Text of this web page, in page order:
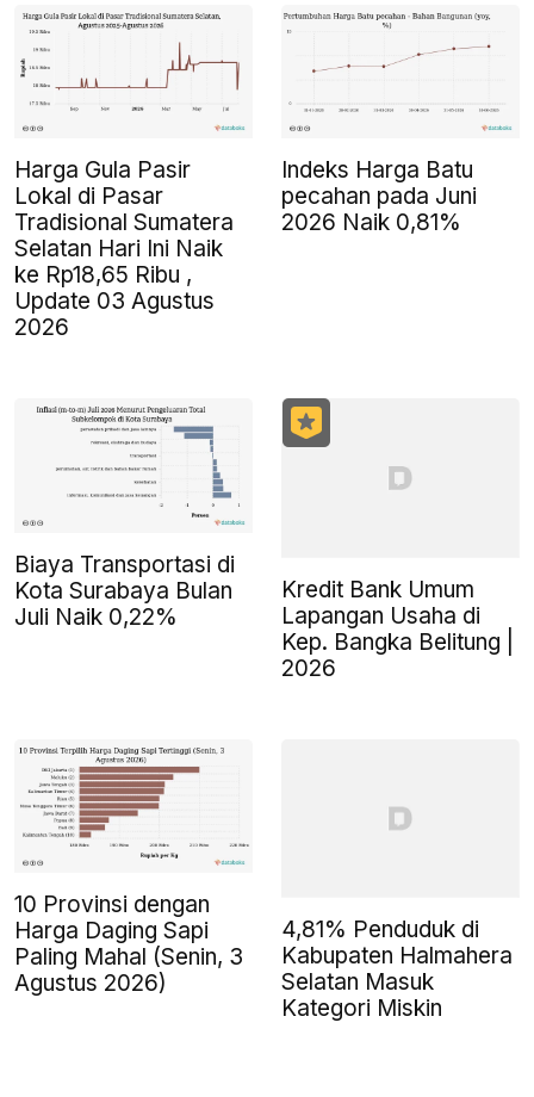
Harga Gula Pasir
Lokal di Pasar
Tradisional Sumatera
Selatan Hari Ini Naik
ke Rp18,65 Ribu ,
Update 03 Agustus
2026
Indeks Harga Batu
pecahan pada Juni
2026 Naik 0,81%
Biaya Transportasi di
Kota Surabaya Bulan
Juli Naik 0,22%
Kredit Bank Umum
Lapangan Usaha di
Kep. Bangka Belitung |
2026
10 Provinsi dengan
Harga Daging Sapi
Paling Mahal (Senin, 3
Agustus 2026)
4,81% Penduduk di
Kabupaten Halmahera
Selatan Masuk
Kategori Miskin